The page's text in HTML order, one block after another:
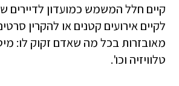
קיים חלל המשמש כמועדון לדיירים
לקיים אירועים קטנים או להקרין
מאובזרות בכל מה שאדם זקוק לו:
טלוויזיה וכו'.